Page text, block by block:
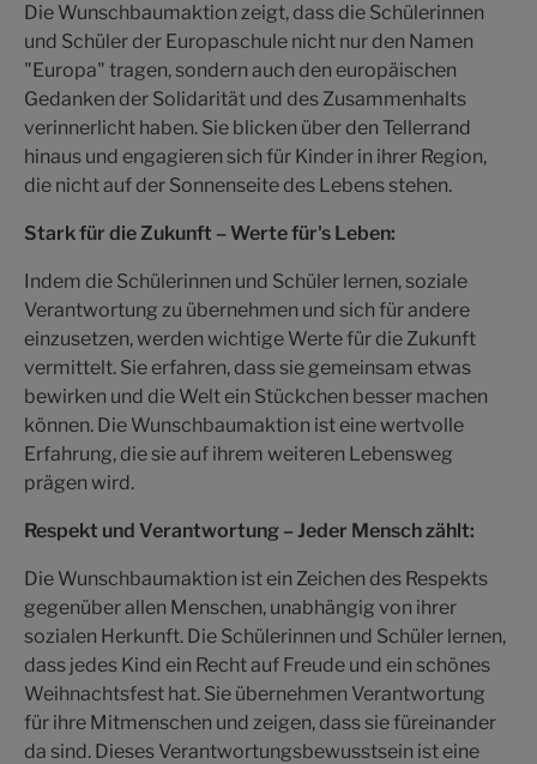
Die Wunschbaumaktion zeigt, dass die Schülerinnen
und Schüler der Europaschule nicht nur den Namen
"Europa" tragen, sondern auch den europäischen
Gedanken der Solidarität und des Zusammenhalts
verinnerlicht haben. Sie blicken über den Tellerrand
hinaus und engagieren sich für Kinder in ihrer Region,
die nicht auf der Sonnenseite des Lebens stehen.
Stark für die Zukunft – Werte für's Leben:
Indem die Schülerinnen und Schüler lernen, soziale
Verantwortung zu übernehmen und sich für andere
einzusetzen, werden wichtige Werte für die Zukunft
vermittelt. Sie erfahren, dass sie gemeinsam etwas
bewirken und die Welt ein Stückchen besser machen
können. Die Wunschbaumaktion ist eine wertvolle
Erfahrung, die sie auf ihrem weiteren Lebensweg
prägen wird.
Respekt und Verantwortung – Jeder Mensch zählt:
Die Wunschbaumaktion ist ein Zeichen des Respekts
gegenüber allen Menschen, unabhängig von ihrer
sozialen Herkunft. Die Schülerinnen und Schüler lernen,
dass jedes Kind ein Recht auf Freude und ein schönes
Weihnachtsfest hat. Sie übernehmen Verantwortung
für ihre Mitmenschen und zeigen, dass sie füreinander
da sind. Dieses Verantwortungsbewusstsein ist eine